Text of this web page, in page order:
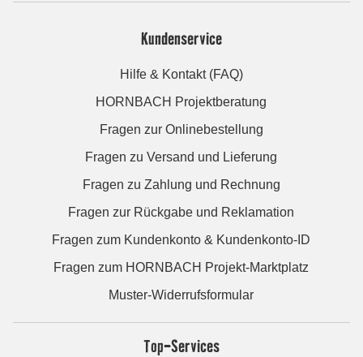
Kundenservice
Hilfe & Kontakt (FAQ)
HORNBACH Projektberatung
Fragen zur Onlinebestellung
Fragen zu Versand und Lieferung
Fragen zu Zahlung und Rechnung
Fragen zur Rückgabe und Reklamation
Fragen zum Kundenkonto & Kundenkonto-ID
Fragen zum HORNBACH Projekt-Marktplatz
Muster-Widerrufsformular
Top-Services